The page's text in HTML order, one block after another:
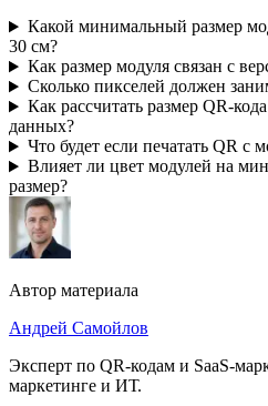
Какой минимальный размер
30 см?
Как размер модуля связан с
Сколько пикселей должен
Как рассчитать размер QR-
данных?
Что будет если печатать QR
Влияет ли цвет модулей на
размер?
Автор материала
Андрей Самойлов
Эксперт по QR-кодам и SaaS-
маркетинге и ИТ.